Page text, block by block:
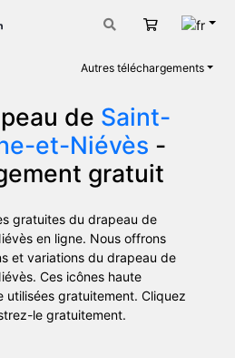
Panier
Autres téléchargements
de Saint-
et-Niévès -
gratuit
gratuites du drapeau de
en ligne. Nous offrons
et variations du drapeau de
Ces icônes haute
gratuitement. Cliquez
le gratuitement.